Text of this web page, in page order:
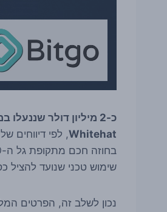
Whitehat
שימוש טכני שנועד להציל
נכון לשלב זה, הפרטים